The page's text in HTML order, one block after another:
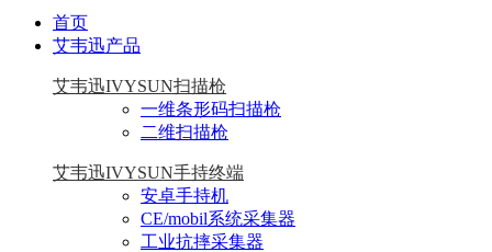
首页
艾韦迅产品
艾韦迅IVYSUN扫描枪
一维条形码扫描枪
二维扫描枪
艾韦迅IVYSUN手持终端
安卓手持机
CE/mobil系统采集器
工业抗摔采集器